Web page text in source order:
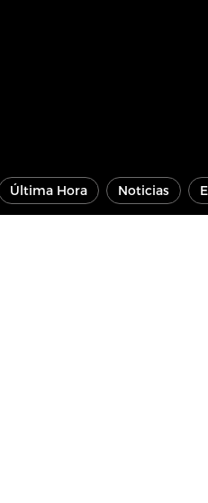
Última Hora Noticias